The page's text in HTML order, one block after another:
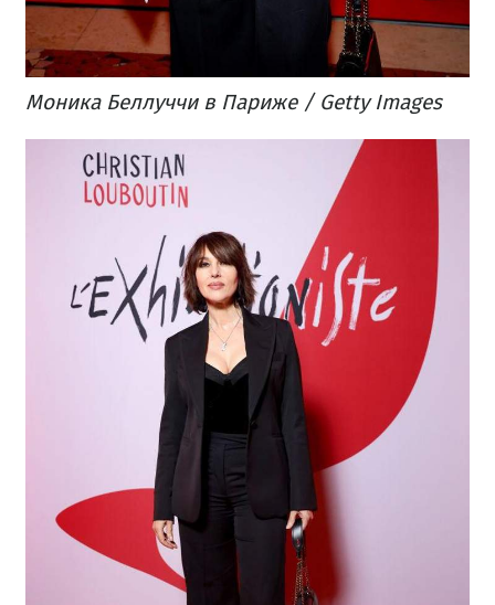
Моника Беллуччи в Париже / Getty Images